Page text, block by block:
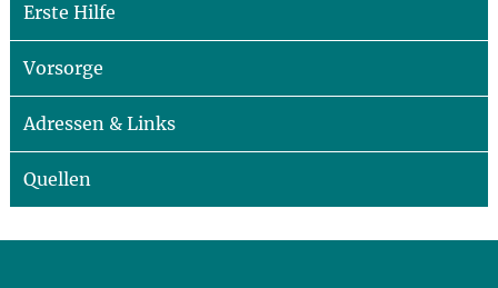
Erste Hilfe
Vorsorge
Adressen & Links
Quellen